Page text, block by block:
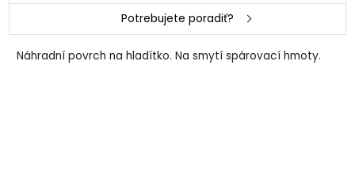
Potrebujete poradiť?
Náhradní povrch na hladítko. Na smytí spárovací hmoty.